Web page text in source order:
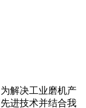
解决工业磨机产
进技术并结合我